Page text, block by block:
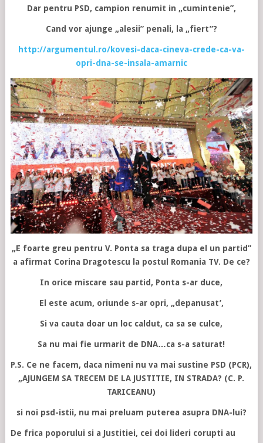
Dar pentru PSD, campion renumit in „cumintenie”,
Cand vor ajunge „alesii” penali, la „fiert”?
http://argumentul.ro/kovesi-daca-cineva-crede-ca-va-
opri-dna-se-insala-amarnic
„E foarte greu pentru V. Ponta sa traga dupa el un partid”
a afirmat Corina Dragotescu la postul Romania TV. De ce?
In orice miscare sau partid, Ponta s-ar duce,
El este acum, oriunde s-ar opri, „depanusat’,
Si va cauta doar un loc caldut, ca sa se culce,
Sa nu mai fie urmarit de DNA…ca s-a saturat!
P.S. Ce ne facem, daca nimeni nu va mai sustine PSD (PCR),
„AJUNGEM SA TRECEM DE LA JUSTITIE, IN STRADA? (C. P.
TARICEANU)
si noi psd-istii, nu mai preluam puterea asupra DNA-lui?
De frica poporului si a Justitiei, cei doi lideri corupti au